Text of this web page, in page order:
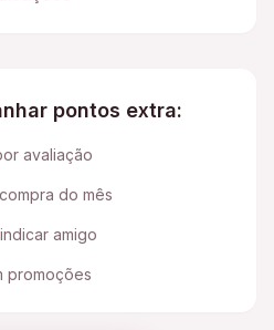
pontos extra:
avaliação
do mês
indicar amigo
promoções